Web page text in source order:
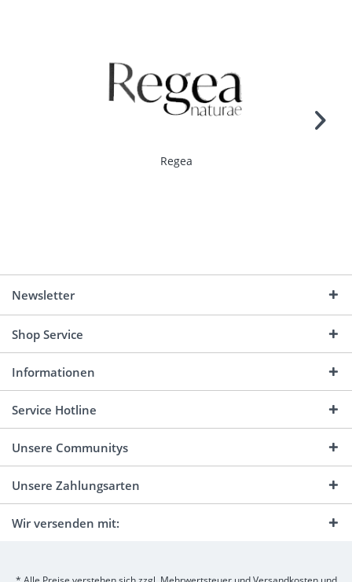
Regea
Newsletter
Shop Service
Informationen
Service Hotline
Unsere Communitys
Unsere Zahlungsarten
Wir versenden mit: